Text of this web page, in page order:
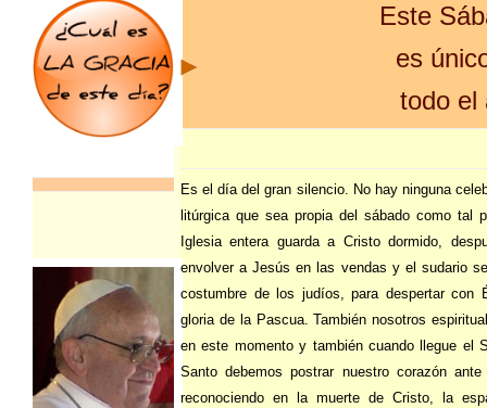
Este
es
todo el
Es el día del gran silencio. No hay ninguna
litúrgica que sea propia del sábado como tal
Iglesia entera guarda a Cristo dormido,
envolver a Jesús en las vendas y el sudario
costumbre de los judíos, para despertar con
gloria de la Pascua. También nosotros
en este momento y también cuando llegue el
Santo debemos postrar nuestro corazón ante
reconociendo en la muerte de Cristo, la